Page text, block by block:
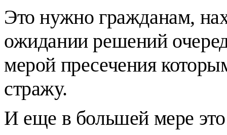
Это нужно гражданам,
ожидании решений
мерой пресечения
стражу.
И еще в большей мере